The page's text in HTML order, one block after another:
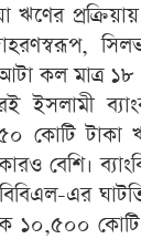
কল মাত্র ১৮
ইসলামী
কোটি টাকা
বেশি।
এর
১০,৫০০